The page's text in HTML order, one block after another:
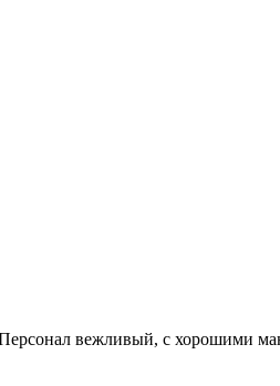
Персонал вежливый, с хорошими